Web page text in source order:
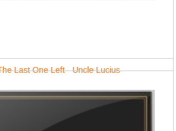
Last One Left - Uncle Lucius